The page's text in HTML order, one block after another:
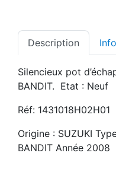
Description
Silencieux pot
BANDIT. Etat : Neuf
Réf: 1431018H02H01
Origine : SUZUKI
BANDIT Année 2008